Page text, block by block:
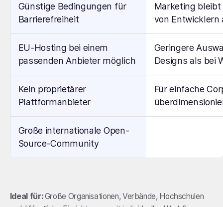
Günstige Bedingungen für
Barrierefreiheit
Marketing
von Entwicklern
EU-Hosting bei einem
passenden Anbieter möglich
Geringere
Designs als bei
Kein proprietärer
Plattformanbieter
Für einfache
Große internationale Open-
Source-Community
Ideal für:Große Organisationen, Verbände, Hochschulen